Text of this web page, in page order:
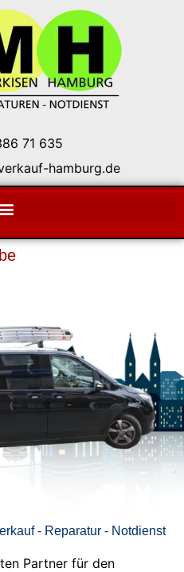
71 635
hamburg.de
- Reparatur - Notdienst
Partner für den